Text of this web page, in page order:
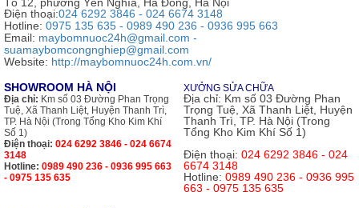
Điện thoại:024 6292 3846 - 024 6674 3148
Hotline: 0975 135 635 - 0989 490 236 - 0936 995 663
Email: maybomnuoc24h@gmail.com -
suamaybomcongnghiep@gmail.com
Website: http://maybomnuoc24h.com.vn/
SHOWROOM HÀ NỘI
Địa chỉ: Km số 03 Đường Phan Trọng
Tuệ, Xã Thanh Liệt, Huyện Thanh Trì,
TP. Hà Nội (Trong Tổng Kho Kim Khí
Số 1)
Điện thoại: 024 6292 3846 - 024 6674
3148
Hotline: 0989 490 236 - 0936 995 663
- 0975 135 635
XƯỞNG SỬA CHỮA
Địa chỉ: Km số 03 Đường Phan
Trọng Tuệ, Xã Thanh Liệt, Huyện
Thanh Trì, TP. Hà Nội (Trong
Tổng Kho Kim Khí Số 1)
Điện thoại: 024 6292 3846 - 024
6674 3148
Hotline: 0989 490 236 - 0936 995
663 - 0975 135 635